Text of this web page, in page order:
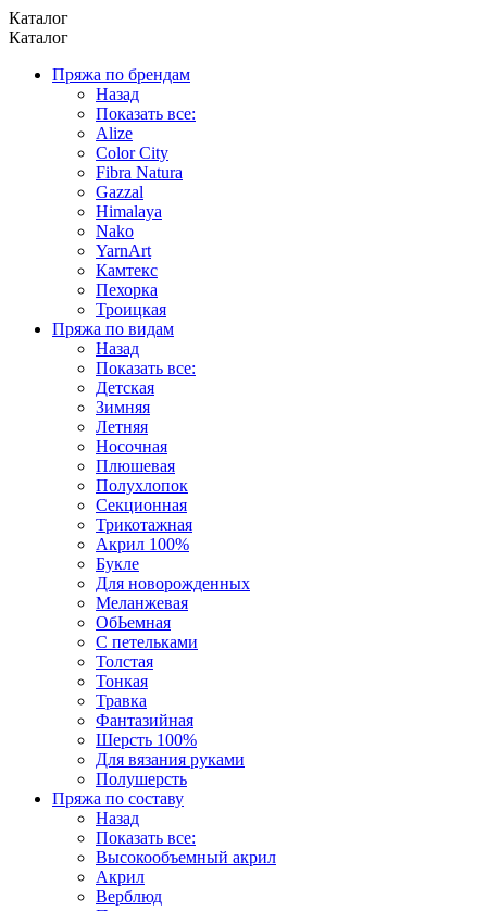
Каталог
Каталог
Пряжа по брендам
Назад
Показать все:
Alize
Color City
Fibra Natura
Gazzal
Himalaya
Nako
YarnArt
Камтекс
Пехорка
Троицкая
Пряжа по видам
Назад
Показать все:
Детская
Зимняя
Летняя
Носочная
Плюшевая
Полухлопок
Секционная
Трикотажная
Акрил 100%
Букле
Для новорожденных
Меланжевая
ОбЬемная
С петельками
Толстая
Тонкая
Травка
Фантазийная
Шерсть 100%
Для вязания руками
Полушерсть
Пряжа по составу
Назад
Показать все:
Высокообъемный акрил
Акрил
Верблюд